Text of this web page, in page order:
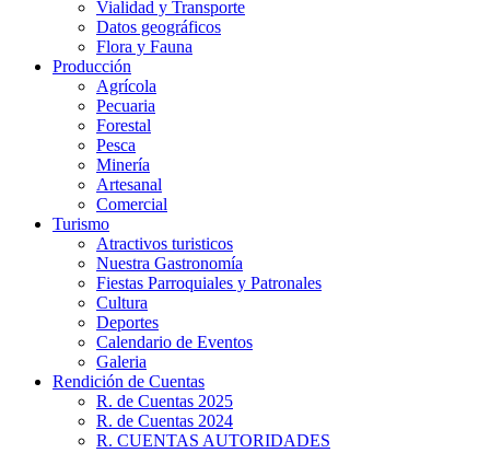
Vialidad y Transporte
Datos geográficos
Flora y Fauna
Producción
Agrícola
Pecuaria
Forestal
Pesca
Minería
Artesanal
Comercial
Turismo
Atractivos turisticos
Nuestra Gastronomía
Fiestas Parroquiales y Patronales
Cultura
Deportes
Calendario de Eventos
Galeria
Rendición de Cuentas
R. de Cuentas 2025
R. de Cuentas 2024
R. CUENTAS AUTORIDADES